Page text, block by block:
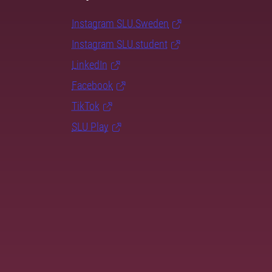
Instagram SLU.Sweden
Instagram SLU.student
LinkedIn
Facebook
TikTok
SLU Play